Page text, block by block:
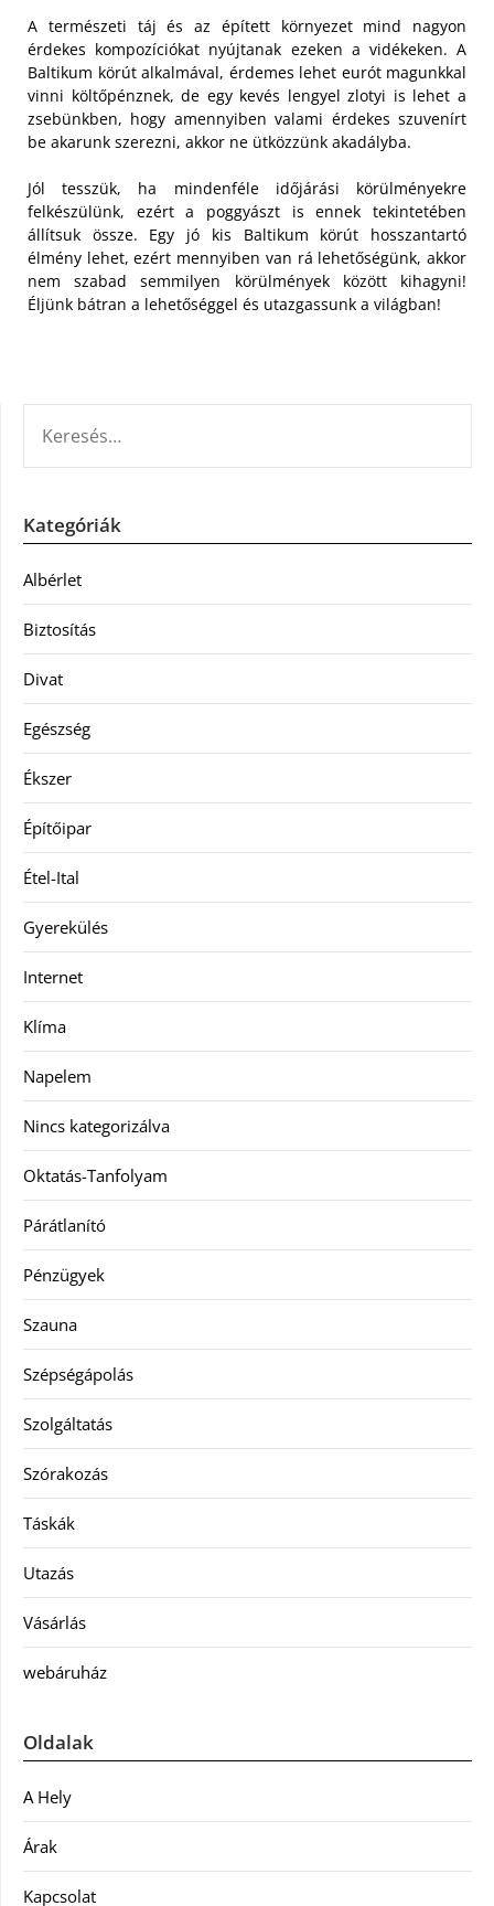
A természeti táj és az épített környezet mind nagyon
érdekes kompozíciókat nyújtanak ezeken a vidékeken. A
Baltikum körút alkalmával, érdemes lehet eurót magunkkal
vinni költőpénznek, de egy kevés lengyel zlotyi is lehet a
zsebünkben, hogy amennyiben valami érdekes szuvenírt
be akarunk szerezni, akkor ne ütközzünk akadályba.
Jól tesszük, ha mindenféle időjárási körülményekre
felkészülünk, ezért a poggyászt is ennek tekintetében
állítsuk össze. Egy jó kis Baltikum körút hosszantartó
élmény lehet, ezért mennyiben van rá lehetőségünk, akkor
nem szabad semmilyen körülmények között kihagyni!
Éljünk bátran a lehetőséggel és utazgassunk a világban!
Kategóriák
Albérlet
Biztosítás
Divat
Egészség
Ékszer
Építőipar
Étel-Ital
Gyerekülés
Internet
Klíma
Napelem
Nincs kategorizálva
Oktatás-Tanfolyam
Párátlanító
Pénzügyek
Szauna
Szépségápolás
Szolgáltatás
Szórakozás
Táskák
Utazás
Vásárlás
webáruház
Oldalak
A Hely
Árak
Kapcsolat